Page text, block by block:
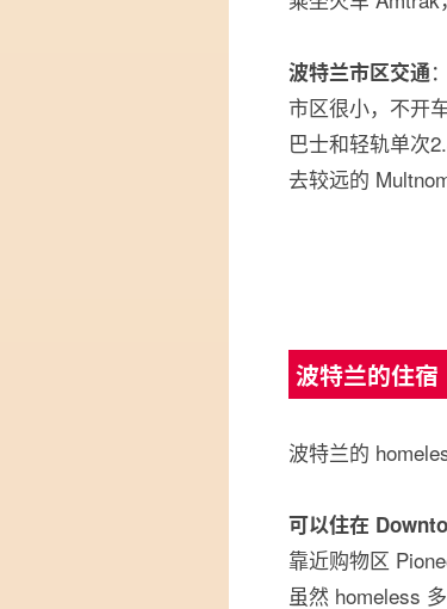
波特兰市区交通：
市区很小，不开
巴士和轻轨单次
去较远的
波特兰的住宿
波特兰的
可以住在
靠近购物区
虽然 homeless